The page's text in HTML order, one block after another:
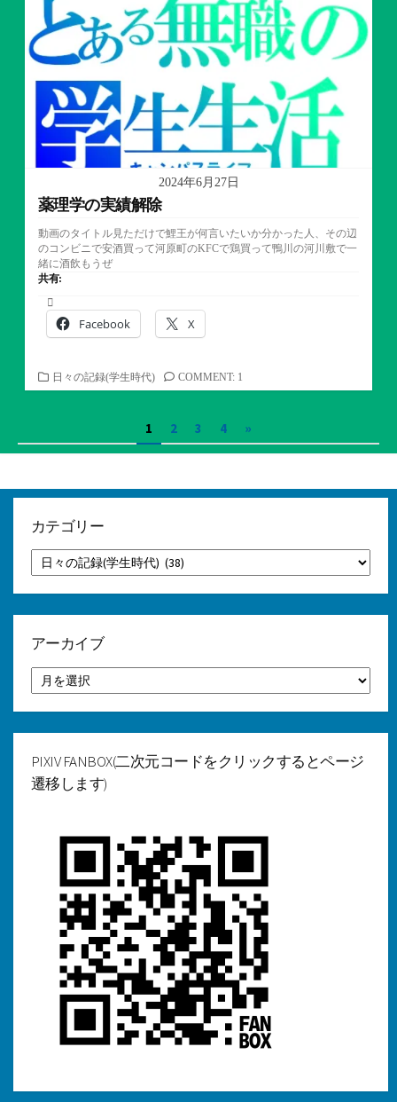
ー
2024年6月27日
薬理学の実績解除
動画のタイトル見ただけで鯉王が何言いたいか分かった人、その辺
のコンビニで安酒買って河原町のKFCで鶏買って鴨川の河川敷で一
緒に酒飲もうぜ
共有:
Facebook X
カ
テ
ー
日々の記録(学生時代) COMMENT: 1
稿
の
ペ
ー
ジ
送
り
1 2 3 4 »
カテゴリー
テ
ゴ
アーカイブ
ー
カ
PIXIV FANBOX(二次元コードをクリックするとページ
遷移します)